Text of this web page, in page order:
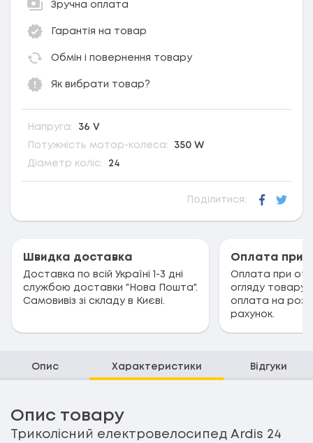
Зручна оплата
Гарантія на товар
Обмін і повернення товару
Як вибрати товар?
Напруга: 36 V
Потужність мотор-колеса: 350 W
Діаметр коліс: 24
Поділитися:
Швидка доставка
Доставка по всій Україні 1-3 дні
службою доставки "Нова Пошта".
Самовивіз зі складу в Києві.
Оплата при
Оплата при
огляду
оплата на
рахунок.
Опис Характеристики Відгуки
Опис товару
Триколісний електровелосипед Ardis 24